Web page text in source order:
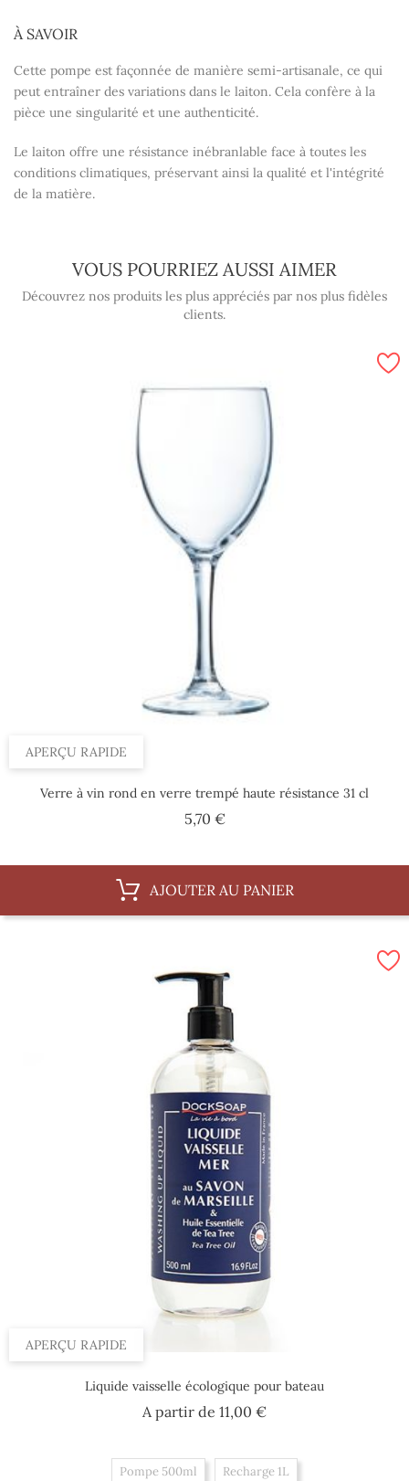
À SAVOIR
Cette pompe est façonnée de manière semi-artisanale, ce qui
peut entraîner des variations dans le laiton. Cela confère à la
pièce une singularité et une authenticité.
Le laiton offre une résistance inébranlable face à toutes les
conditions climatiques, préservant ainsi la qualité et l'intégrité
de la matière.
VOUS POURRIEZ AUSSI AIMER
Découvrez nos produits les plus appréciés par nos plus fidèles
clients.
APERÇU RAPIDE
Verre à vin rond en verre trempé haute résistance 31 cl
5,70 €Prix
AJOUTER AU PANIER
APERÇU RAPIDE
Liquide vaisselle écologique pour bateau
A partir de 11,00 €Prix
Pompe 500ml Recharge 1L